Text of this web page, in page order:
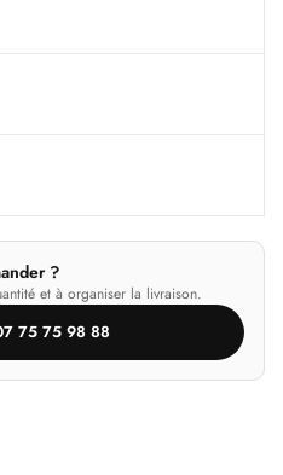
?
et à organiser la livraison.
75 75 98 88